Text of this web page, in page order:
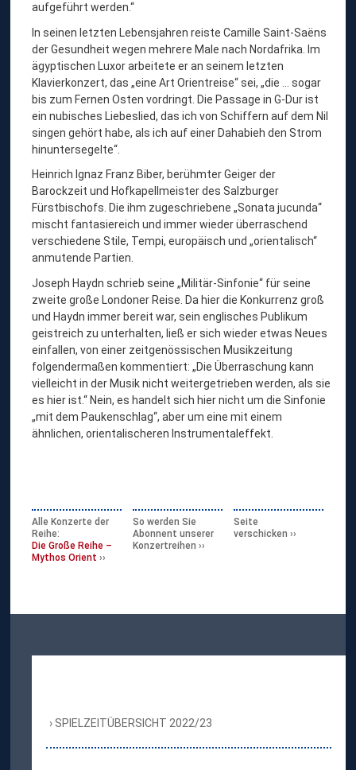
aufgeführt werden.“
In seinen letzten Lebensjahren reiste Camille Saint-Saëns
der Gesundheit wegen mehrere Male nach Nordafrika. Im
ägyptischen Luxor arbeitete er an seinem letzten
Klavierkonzert, das „eine Art Orientreise“ sei, „die … sogar
bis zum Fernen Osten vordringt. Die Passage in G-Dur ist
ein nubisches Liebeslied, das ich von Schiffern auf dem Nil
singen gehört habe, als ich auf einer Dahabieh den Strom
hinuntersegelte“.
Heinrich Ignaz Franz Biber, berühmter Geiger der
Barockzeit und Hofkapellmeister des Salzburger
Fürstbischofs. Die ihm zugeschriebene „Sonata jucunda“
mischt fantasiereich und immer wieder überraschend
verschiedene Stile, Tempi, europäisch und „orientalisch“
anmutende Partien.
Joseph Haydn schrieb seine „Militär-Sinfonie“ für seine
zweite große Londoner Reise. Da hier die Konkurrenz groß
und Haydn immer bereit war, sein englisches Publikum
geistreich zu unterhalten, ließ er sich wieder etwas Neues
einfallen, von einer zeitgenössischen Musikzeitung
folgendermaßen kommentiert: „Die Überraschung kann
vielleicht in der Musik nicht weitergetrieben werden, als sie
es hier ist.“ Nein, es handelt sich hier nicht um die Sinfonie
„mit dem Paukenschlag“, aber um eine mit einem
ähnlichen, orientalischeren Instrumentaleffekt.
Alle Konzerte der
Reihe:
Die Große Reihe –
Mythos Orient
So werden Sie
Abonnent unserer
Konzertreihen
Seite
verschicken
SPIELZEITÜBERSICHT 2022/23